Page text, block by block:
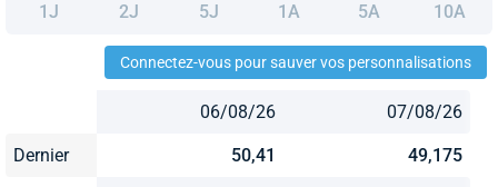
1J 2J 5J 1A 5A 10A
Connectez-vous pour sauver vos personnalisations
06/08/26 07/08/26
Dernier 50,41 49,175